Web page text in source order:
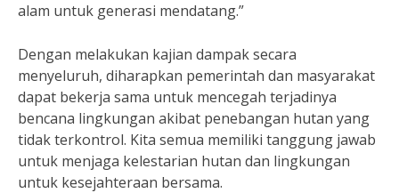
alam untuk generasi mendatang.”
Dengan melakukan kajian dampak secara
menyeluruh, diharapkan pemerintah dan masyarakat
dapat bekerja sama untuk mencegah terjadinya
bencana lingkungan akibat penebangan hutan yang
tidak terkontrol. Kita semua memiliki tanggung jawab
untuk menjaga kelestarian hutan dan lingkungan
untuk kesejahteraan bersama.